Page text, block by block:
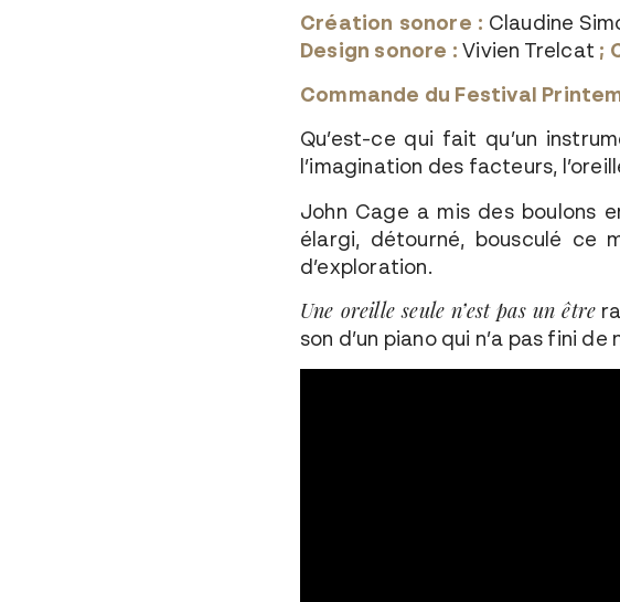
Création sonore : Claudine
Design sonore :Vivien Trelcat ;
Commande du Festival
Qu’est-ce qui fait qu’un
l’imagination des facteurs,
John Cage a mis des boulons
élargi, détourné, bousculé ce
d’exploration.
Une oreille seule n’est pas un être
son d’un piano qui n’a pas fini de